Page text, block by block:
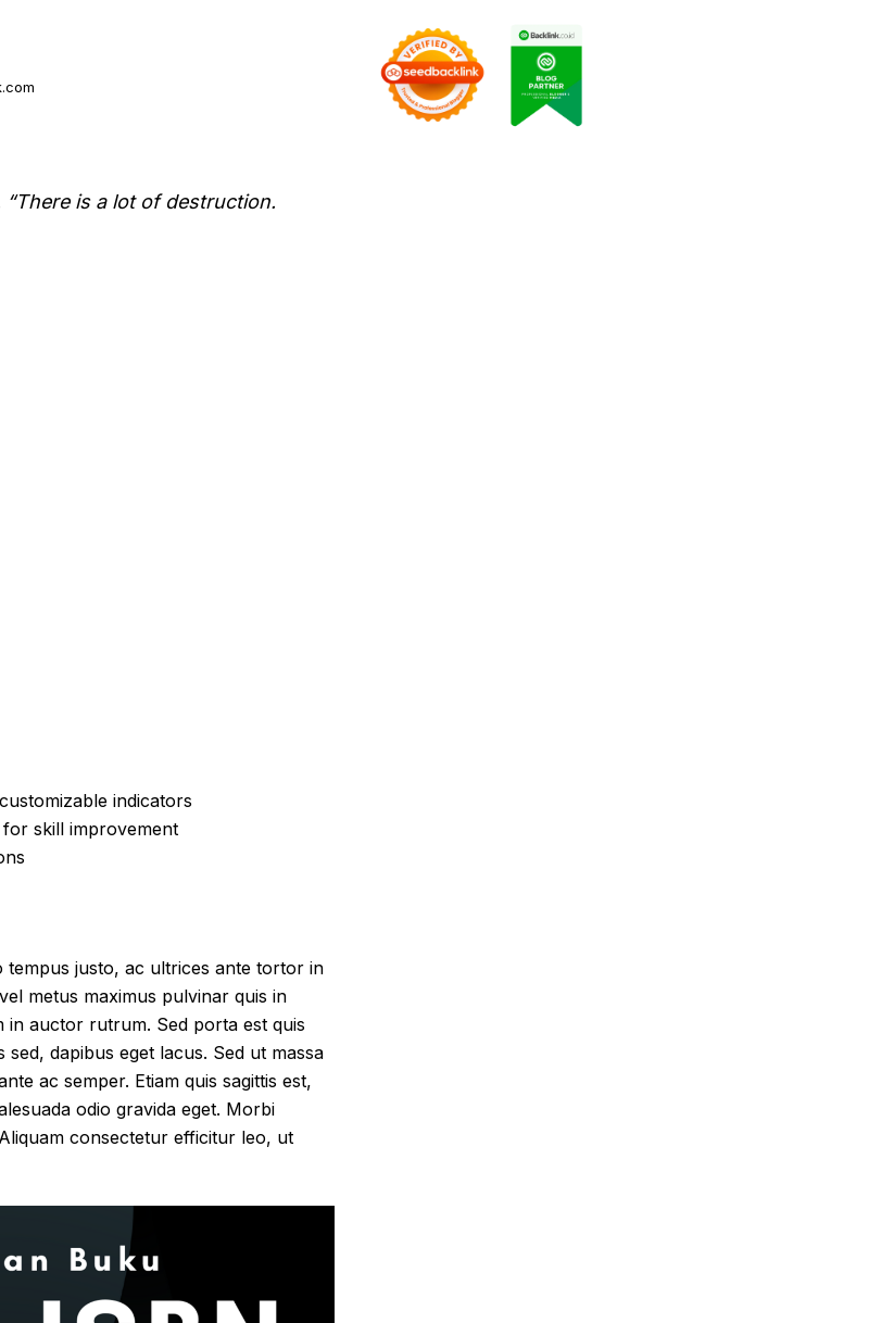
is a lot of destruction.
indicators
skill improvement
tempus justo, ac ultrices ante tortor in
metus maximus pulvinar quis in
auctor rutrum. Sed porta est quis
dapibus eget lacus. Sed ut massa
ac semper. Etiam quis sagittis est,
odio gravida eget. Morbi
consectetur efficitur leo, ut